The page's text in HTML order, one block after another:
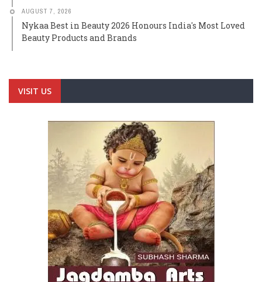
AUGUST 7, 2026
Nykaa Best in Beauty 2026 Honours India's Most Loved
Beauty Products and Brands
VISIT US